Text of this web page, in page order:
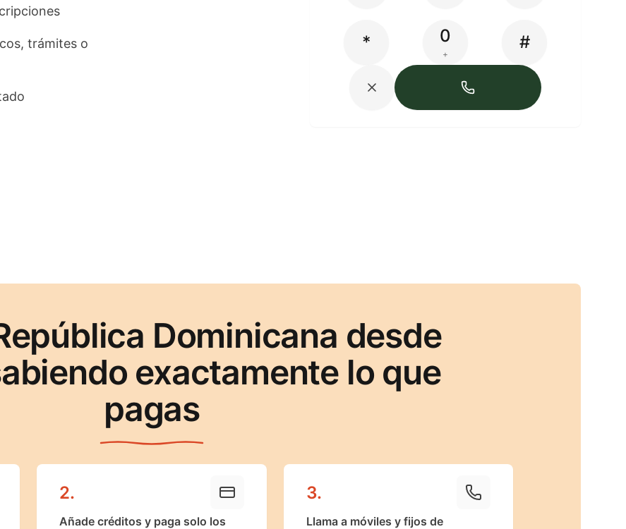
trámites o
* 0
+
#
Dominicana desde
exactamente lo que
pagas
2.
Añade créditos y paga solo los
3.
Llama a móviles y fijos de